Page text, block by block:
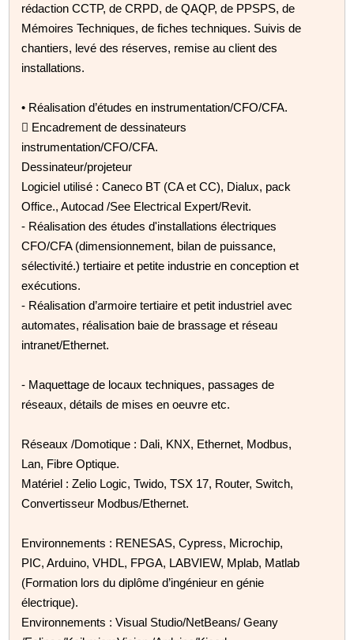
rédaction CCTP, de CRPD, de QAQP, de PPSPS, de
Mémoires Techniques, de fiches techniques. Suivis de
chantiers, levé des réserves, remise au client des
installations.
• Réalisation d’études en instrumentation/CFO/CFA.
 Encadrement de dessinateurs
instrumentation/CFO/CFA.
Dessinateur/projeteur
Logiciel utilisé : Caneco BT (CA et CC), Dialux, pack
Office., Autocad /See Electrical Expert/Revit.
- Réalisation des études d'installations électriques
CFO/CFA (dimensionnement, bilan de puissance,
sélectivité.) tertiaire et petite industrie en conception et
exécutions.
- Réalisation d’armoire tertiaire et petit industriel avec
automates, réalisation baie de brassage et réseau
intranet/Ethernet.
- Maquettage de locaux techniques, passages de
réseaux, détails de mises en oeuvre etc.
Réseaux /Domotique : Dali, KNX, Ethernet, Modbus,
Lan, Fibre Optique.
Matériel : Zelio Logic, Twido, TSX 17, Router, Switch,
Convertisseur Modbus/Ethernet.
Environnements : RENESAS, Cypress, Microchip,
PIC, Arduino, VHDL, FPGA, LABVIEW, Mplab, Matlab
(Formation lors du diplôme d’ingénieur en génie
électrique).
Environnements : Visual Studio/NetBeans/ Geany